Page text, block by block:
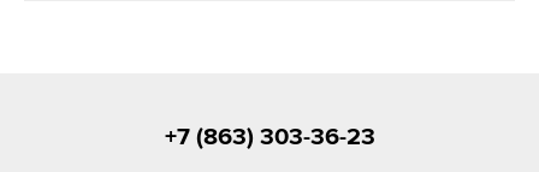
+7 (863) 303-36-23